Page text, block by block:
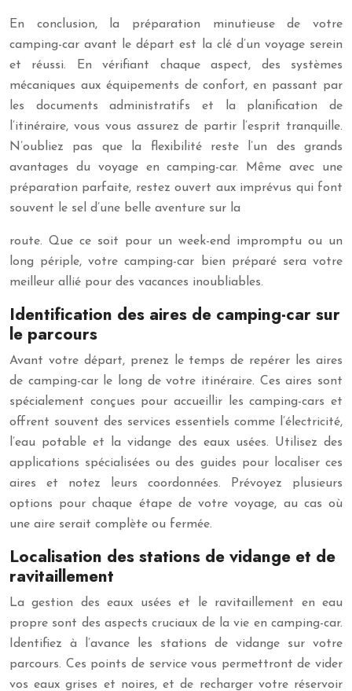
En conclusion, la préparation minutieuse de votre
camping-car avant le départ est la clé d’un voyage serein
et réussi. En vérifiant chaque aspect, des systèmes
mécaniques aux équipements de confort, en passant par
les documents administratifs et la planification de
l’itinéraire, vous vous assurez de partir l’esprit tranquille.
N’oubliez pas que la flexibilité reste l’un des grands
avantages du voyage en camping-car. Même avec une
préparation parfaite, restez ouvert aux imprévus qui font
souvent le sel d’une belle aventure sur la
route. Que ce soit pour un week-end impromptu ou un
long périple, votre camping-car bien préparé sera votre
meilleur allié pour des vacances inoubliables.
Identification des aires de camping-car sur
le parcours
Avant votre départ, prenez le temps de repérer les aires
de camping-car le long de votre itinéraire. Ces aires sont
spécialement conçues pour accueillir les camping-cars et
offrent souvent des services essentiels comme l’électricité,
l’eau potable et la vidange des eaux usées. Utilisez des
applications spécialisées ou des guides pour localiser ces
aires et notez leurs coordonnées. Prévoyez plusieurs
options pour chaque étape de votre voyage, au cas où
une aire serait complète ou fermée.
Localisation des stations de vidange et de
ravitaillement
La gestion des eaux usées et le ravitaillement en eau
propre sont des aspects cruciaux de la vie en camping-car.
Identifiez à l’avance les stations de vidange sur votre
parcours. Ces points de service vous permettront de vider
vos eaux grises et noires, et de recharger votre réservoir